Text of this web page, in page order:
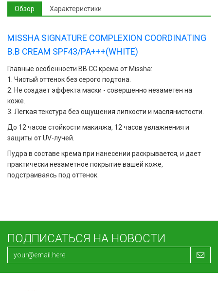
Обзор Характеристики
MISSHA SIGNATURE COMPLEXION COORDINATING
B.B CREAM SPF43/PA+++(WHITE)
Главные особенности BB СС крема от Missha:
1. Чистый оттенок без серого подтона.
2. Не создает эффекта маски - совершенно незаметен на
коже.
3. Легкая текстура без ощущения липкости и маслянистости.
До 12 часов стойкости макияжа, 12 часов увлажнения и
защиты от UV-лучей.
Пудра в составе крема при нанесении раскрывается, и дает
практически незаметное покрытие вашей коже,
подстраиваясь под оттенок.
ПОДПИСАТЬСЯ НА НОВОСТИ